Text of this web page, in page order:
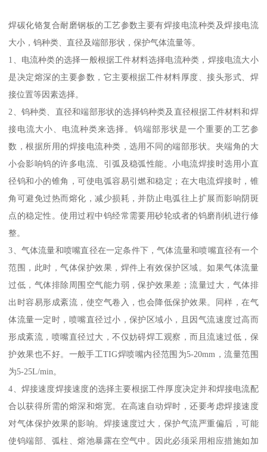
焊碳化铬复合耐磨钢板的工艺参数主要有焊接电流种类及焊接电流
大小，钨种类、直径及端部形状，保护气体流量等。
1、电流种类的选择一般根据工件材料选择电流种类，焊接电流大小
是决定熔深的主要参数，它主要根据工件材料厚度、接头形式、焊
接位置等因素选择。
2、钨种类、直径和端部形状的选择钨种类及直径根据工件材料和焊
接电流大小、电流种类来选择。钨端部形状是一个重要的工艺参
数，根据所用的焊接电流种类，选用不同的端部形状。夹端角的大
小会影响钨的许多电流、引弧及稳弧性能。小电流焊接时选用小直
径钨和小的锥角，可使电弧容易引燃和稳定；在大电流焊接时，锥
角可避免过热而熔化，减少损耗，并防止电弧往上扩展而影响阴斑
点的稳定性。使用过程中钨经常需要用砂轮或者的钨磨削机进行修
整。
3、气体流量和喷嘴直径在一定条件下，气体流量和喷嘴直径有一个
范围，此时，气体保护效果，焊件上有效保护区域。如果气体流量
过低，气体排除周围空气能力弱，保护效果差；流量过大，气体排
出时容易形成紊流，使空气卷入，也会降低保护效果。同样，在气
体流量一定时，喷嘴直径过小，保护区域小，且因气流速度过高而
形成紊流，喷嘴直径过大，不仅妨碍焊工观察，而且流速过低，保
护效果也不好。一般手工TIG焊喷嘴内径范围为5-20mm，流量范围
为5-25L/min。
4、焊接速度焊接速度的选择主要根据工件厚度决定并和焊接电流配
合以获得所需的熔深和熔宽。在高速自动焊时，还要考虑焊接速度
对气体保护效果的影响。焊接速度过大，保护气流严重偏后，可能
使钨端部、弧柱、熔池暴露在空气中。因此必须采用相应措施如加